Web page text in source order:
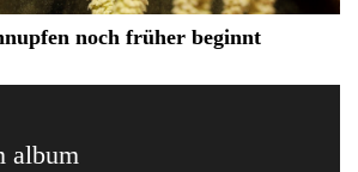
noch früher beginnt
album